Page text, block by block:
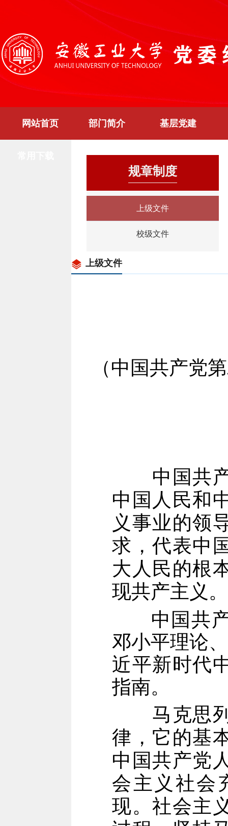
网站首页 部门简介 基层党建
规章制度
上级文件
校级文件
上级文件
（中国共产党
中国共
中国人民和
义事业的领
求，代表中
大人民的根
现共产主义。
中国共
邓小平理论
近平新时代
指南。
马克思
律，它的基
中国共产党
会主义社会
现。社会主